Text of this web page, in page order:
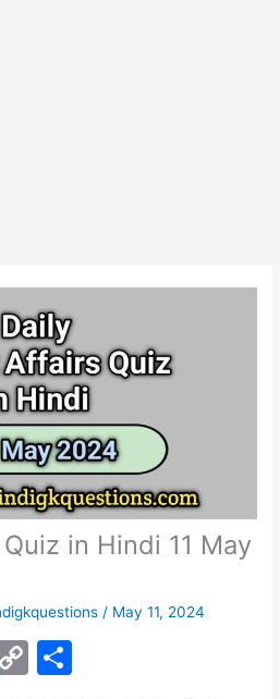
in Hindi 11 May
/ May 11, 2024
C